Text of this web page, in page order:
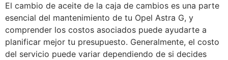
El cambio de aceite de la caja de cambios es una parte
esencial del mantenimiento de tu Opel Astra G, y
comprender los costos asociados puede ayudarte a
planificar mejor tu presupuesto. Generalmente, el costo
del servicio puede variar dependiendo de si decides